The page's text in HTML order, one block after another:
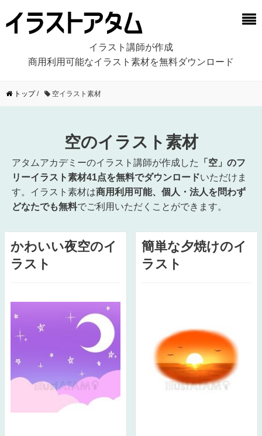
イラスト講師が作成
商用利用可能なイラスト素材を無料ダウンロード
トップ/ 空イラスト素材
空のイラスト素材
アタムアカデミーのイラスト講師が作成した
「空」のフ
リーイラスト素材41点を無料でダウンロードいただけま
す。イラスト素材は商用利用可能、個人・法人を問わず
どなたでも無料でご利用いただくことができます。
かわいい夜空のイ
ラスト
簡単な夕焼けのイ
ラスト